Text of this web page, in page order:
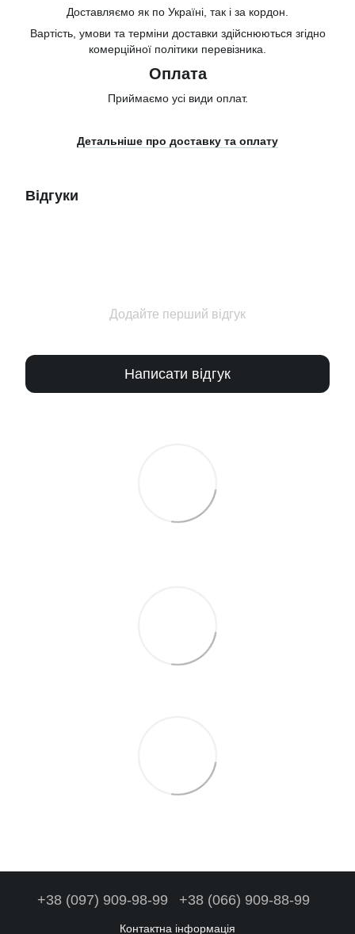
Доставляємо як по Україні, так і за кордон.
Вартість, умови та терміни доставки здійснюються згідно
комерційної політики перевізника.
Оплата
Приймаємо усі види оплат.
Детальніше про доставку та оплату
Відгуки
Додайте перший відгук
Написати відгук
+38 (097) 909-98-99 +38 (066) 909-88-99
Контактна інформація